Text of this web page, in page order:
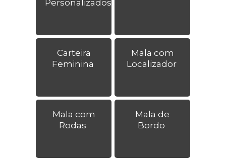
Personalizados
Carteira
Feminina
Mala com
Localizador
Mala com
Rodas
Mala de
Bordo